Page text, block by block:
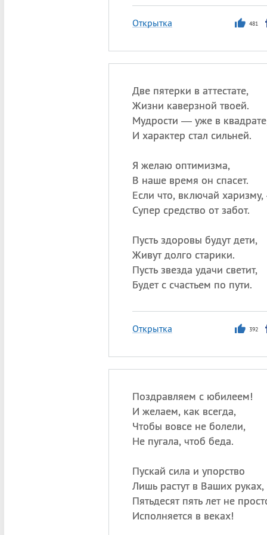
Открытка 481
Две пятерки в аттестате,
Жизни каверзной твоей.
Мудрости — уже в
И характер стал сильней.
Я желаю оптимизма,
В наше время он спасет.
Если что, включай
Супер средство от забот.
Пусть здоровы будут дети,
Живут долго старики.
Пусть звезда удачи светит,
Будет с счастьем по пути.
Открытка 392
Поздравляем с юбилеем!
И желаем, как всегда,
Чтобы вовсе не болели,
Не пугала, чтоб беда.
Пускай сила и упорство
Лишь растут в Ваших руках,
Пятьдесят пять лет не
Исполняется в веках!